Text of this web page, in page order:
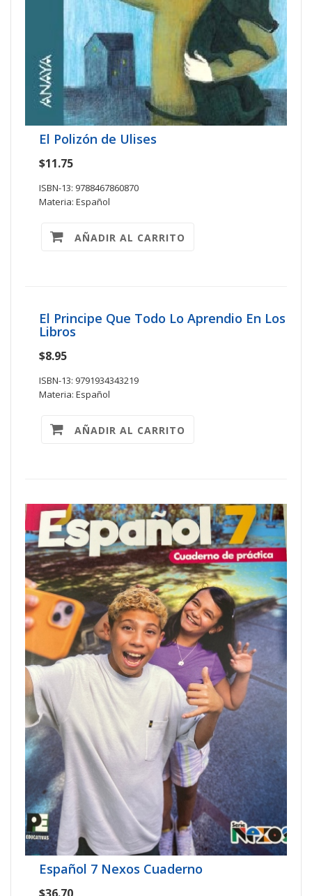
El Polizón de Ulises
$11.75
ISBN-13: 9788467860870
Materia: Español
AÑADIR AL CARRITO
El Principe Que Todo Lo Aprendio En Los
Libros
$8.95
ISBN-13: 9791934343219
Materia: Español
AÑADIR AL CARRITO
Español 7 Nexos Cuaderno